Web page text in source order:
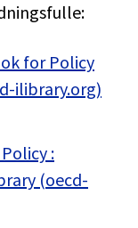
for Policy
ilibrary.org)
:
(oecd-